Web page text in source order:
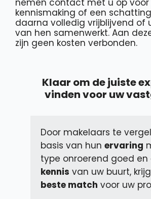
nemen contact met u op voor
kennismaking of een
daarna volledig vrijblijvend of
van hen samenwerkt. Aan
zijn geen kosten verbonden.
Klaar om de juiste
vinden voor uw
Door makelaars te
basis van hun ervaring
kennis
beste match voor uw